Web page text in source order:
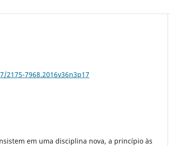
7968.2016v36n3p17
em uma disciplina nova, a princípio às